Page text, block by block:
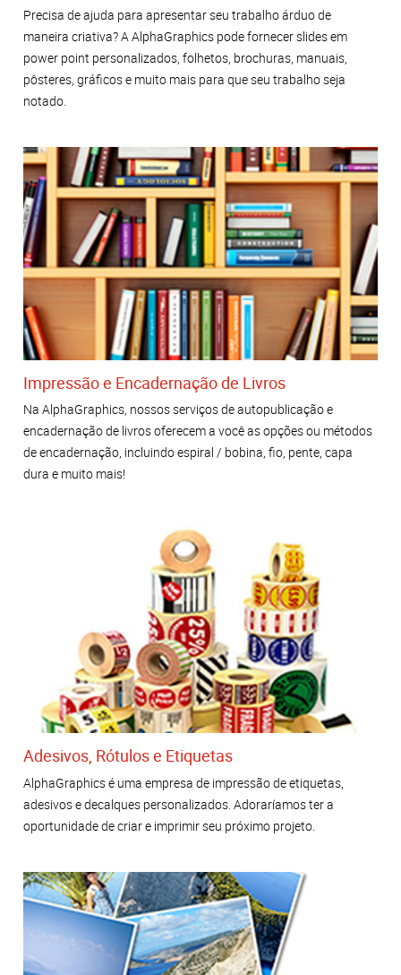
Precisa de ajuda para apresentar seu trabalho árduo de
maneira criativa? A AlphaGraphics pode fornecer slides em
power point personalizados, folhetos, brochuras, manuais,
pôsteres, gráficos e muito mais para que seu trabalho seja
notado.
Impressão e Encadernação de Livros
Na AlphaGraphics, nossos serviços de autopublicação e
encadernação de livros oferecem a você as opções ou métodos
de encadernação, incluindo espiral / bobina, fio, pente, capa
dura e muito mais!
Adesivos, Rótulos e Etiquetas
AlphaGraphics é uma empresa de impressão de etiquetas,
adesivos e decalques personalizados. Adoraríamos ter a
oportunidade de criar e imprimir seu próximo projeto.